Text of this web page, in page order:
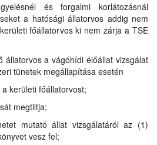
és forgalmi korlátozásnál
a hatósági állatorvos addig nem
főállatorvos ki nem zárja a TSE
állatorvos a vágóhídi élőállat vizsgálat
tünetek megállapítása esetén
kerületi főállatorvost;
megtiltja;
mutató állat vizsgálatáról az (1)
vesz fel;